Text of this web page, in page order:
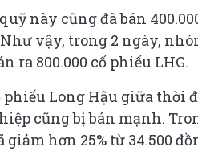
này cũng đã bán
Như vậy, trong 2 ngày,
ra 800.000 cổ phiếu LHG.
phiếu Long Hậu giữa
cũng bị bán mạnh.
giảm hơn 25% từ 34.500